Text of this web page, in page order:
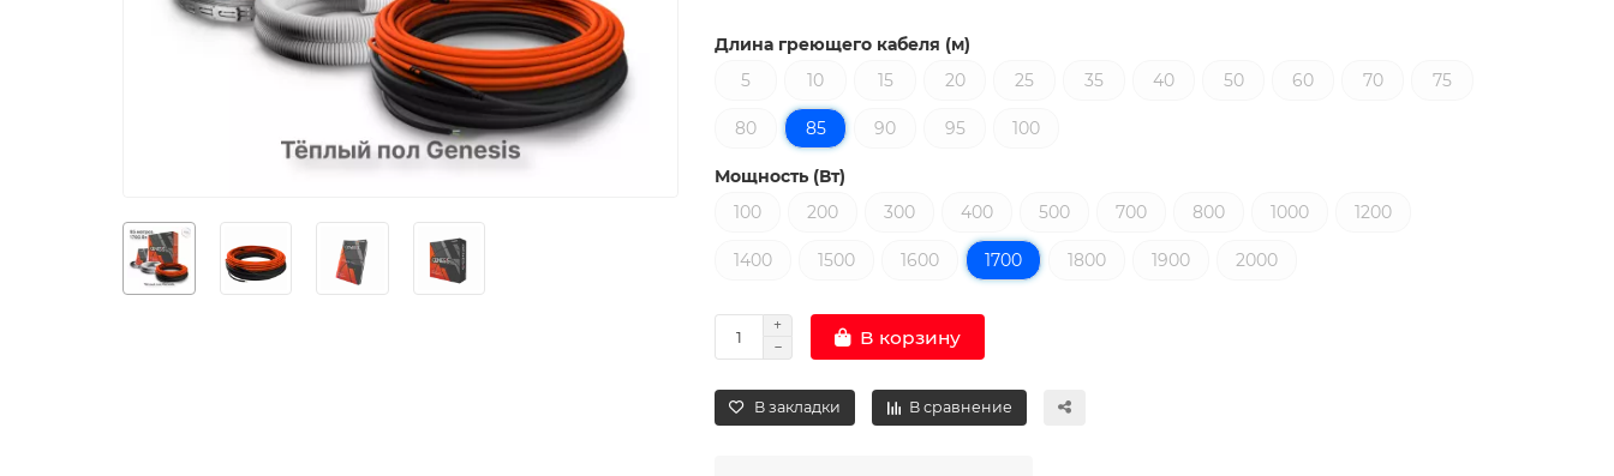
Длина греющего кабеля (м)
5
10 15 20 25 35 40 50 60 70 75
80 85 90 95 100
Мощность (Вт)
100
200 300 400 500 700 800 1000 1200
1400 1500 1600 1700 1800 1900 2000
В корзину
В закладки В сравнение